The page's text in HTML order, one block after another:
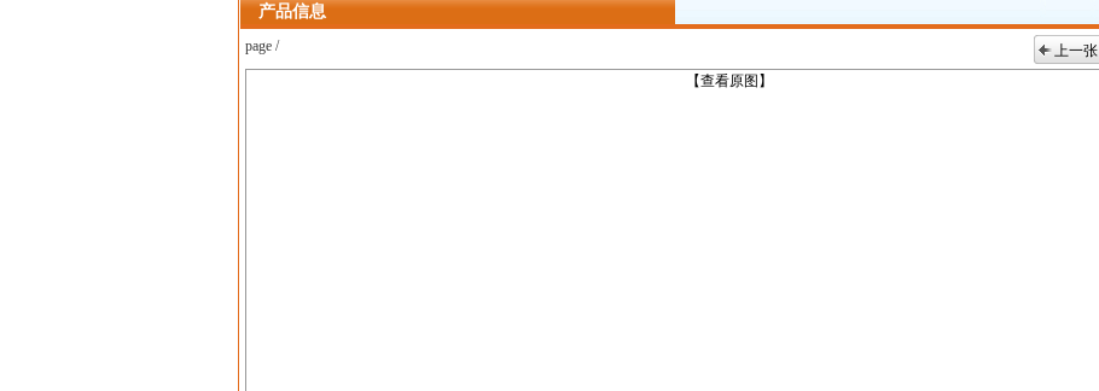
产品信息
page / 上一张
【查看原图】
上一张